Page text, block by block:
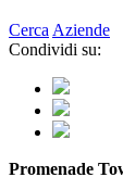
CercaAziende
Condividi su:
Promenade